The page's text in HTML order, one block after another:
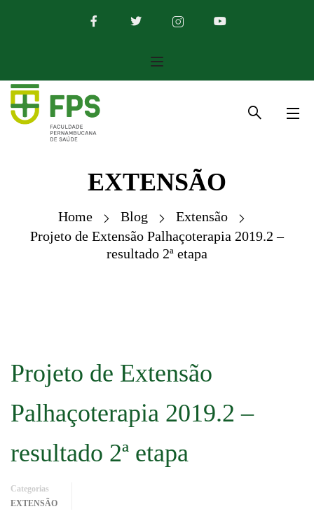
EXTENSÃO
Home Blog
Extensão
Projeto de Extensão Palhaçoterapia 2019.2 –
resultado 2ª etapa
Projeto de Extensão
Palhaçoterapia 2019.2 –
resultado 2ª etapa
Categorias
EXTENSÃO